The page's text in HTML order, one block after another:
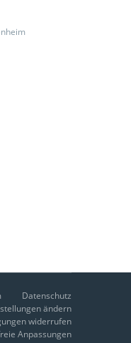
Datenschutz
ändern
widerrufen
Anpassungen